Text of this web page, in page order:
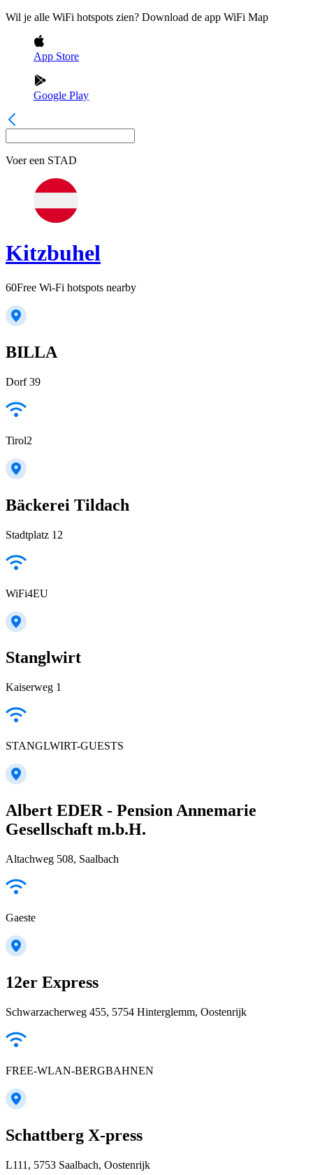
Wil je alle WiFi hotspots zien? Download de app WiFi Map
App Store
Google Play
Voer een STAD
Kitzbuhel
60Free Wi-Fi hotspots nearby
BILLA
Dorf 39
Tirol2
Bäckerei Tildach
Stadtplatz 12
WiFi4EU
Stanglwirt
Kaiserweg 1
STANGLWIRT-GUESTS
Albert EDER - Pension Annemarie
Gesellschaft m.b.H.
Altachweg 508, Saalbach
Gaeste
12er Express
Schwarzacherweg 455, 5754 Hinterglemm, Oostenrijk
FREE-WLAN-BERGBAHNEN
Schattberg X-press
L111, 5753 Saalbach, Oostenrijk